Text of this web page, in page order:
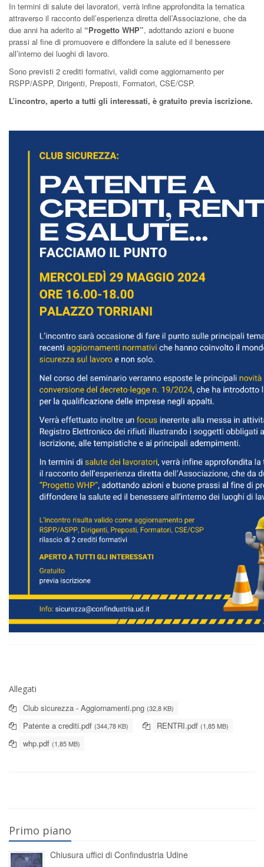
In termini di salute dei lavoratori, verrà infine approfondita la tematica
attraverso il racconto dell’esperienza diretta dell’Associazione, che da
due anni ha aderito al “Progetto WHP”, adottando azioni e buone
prassi al fine di promuovere e diffondere la salute ed il benessere
all’interno dei luoghi di lavoro.
Sono previsti 2 crediti formativi, validi come aggiornamento per
RSPP/ASPP, Dirigenti, Preposti, Formatori, CSE/CSP.
L’incontro, aperto a tutti gli interessati, è gratuito previa iscrizione.
Allegati
Club sicurezza - Aggiornamenti.png (32,8 KB)
Patente a crediti.pdf (344,78 KB) RENTRI.pdf (1,85 MB)
whp.pdf (1,85 MB)
Primo piano
Chiusura uffici di Confindustria Udine